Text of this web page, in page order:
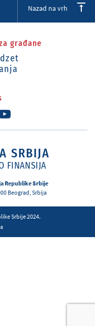
Nazad na vrh
građane
SRBIJA
FINANSIJA
Republike Srbije
Beograd, Srbija
Srbije 2024.